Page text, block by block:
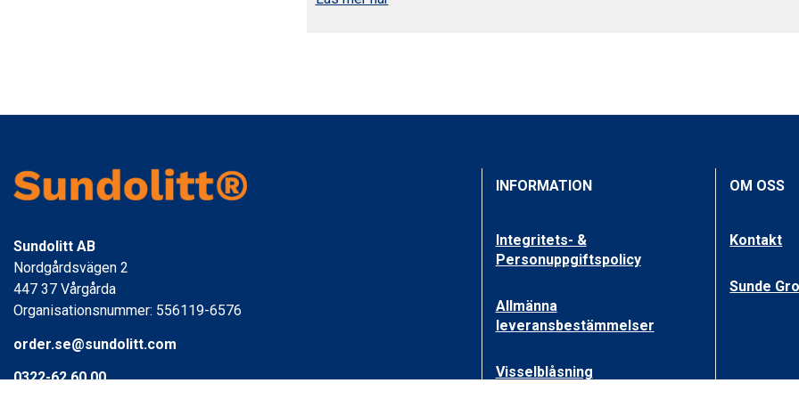
Sundolitt AB
Nordgårdsvägen 2
447 37 Vårgårda
Organisationsnummer: 556119-6576
order.se@sundolitt.com
0322-62 60 00
INFORMATION
Integritets- &
Personuppgiftspolicy
Allmänna
leveransbestämmelser
Visselblåsning
OM OSS
Kontakt
Sunde